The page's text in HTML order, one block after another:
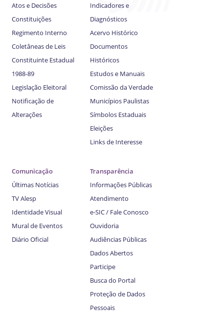
Atos e Decisões
Constituições
Regimento Interno
Coletâneas de Leis
Constituinte Estadual
1988-89
Legislação Eleitoral
Notificação de
Alterações
Indicadores e
Diagnósticos
Acervo Histórico
Documentos
Históricos
Estudos e Manuais
Comissão da Verdade
Municípios Paulistas
Símbolos Estaduais
Eleições
Links de Interesse
Comunicação
Últimas Notícias
TV Alesp
Identidade Visual
Mural de Eventos
Diário Oficial
Transparência
Informações Públicas
Atendimento
e-SIC / Fale Conosco
Ouvidoria
Audiências Públicas
Dados Abertos
Participe
Busca do Portal
Proteção de Dados
Pessoais